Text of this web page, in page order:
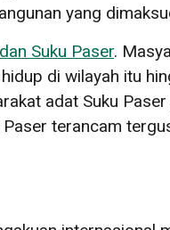
yang
Suku Paser.
di wilayah itu
adat Suku
terancam